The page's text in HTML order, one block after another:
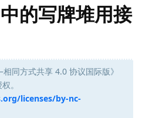
的写牌堆用接
同方式共享 4.0 协议国际版》
。
licenses/by-nc-